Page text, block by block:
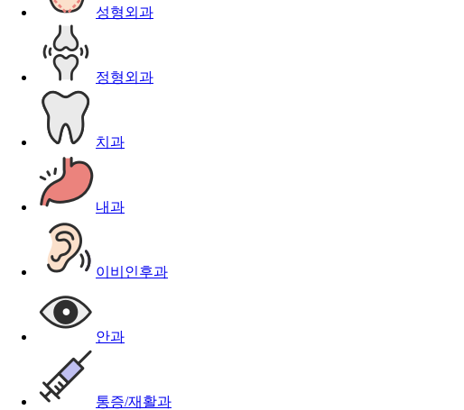
성형외과
정형외과
치과
내과
이비인후과
안과
통증/재활과